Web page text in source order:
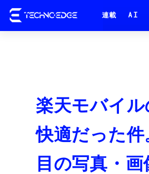
連載 AI
楽天モバイ
快適だった
目の写真・画